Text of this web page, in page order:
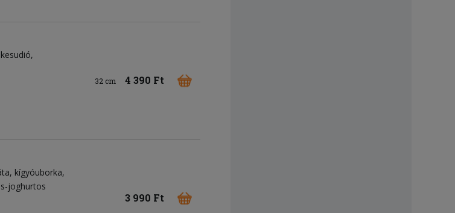
kesudió
32 cm 4 390 Ft
kígyóuborka
joghurtos
3 990 Ft